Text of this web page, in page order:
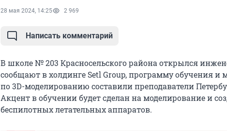
28 мая 2024, 14:25 2 969
Написать комментарий
В школе № 203 Красносельского района открылся
сообщают в холдинге Setl Group, программу обучения и
по 3D-моделированию составили преподаватели
Акцент в обучении будет сделан на моделирование и
беспилотных летательных аппаратов.